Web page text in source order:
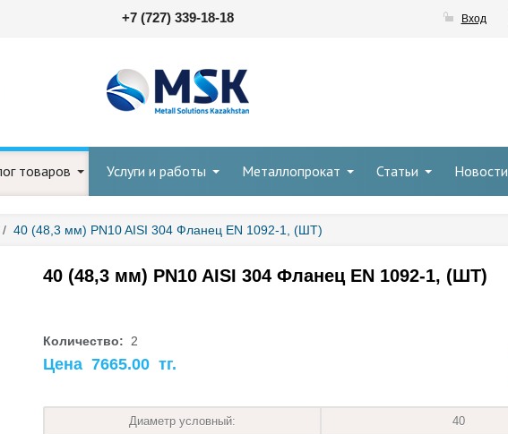
+7 (727) 339-18-18 Вход
товаров Услуги и работы Металлопрокат Статьи Новости
/ 40 (48,3 мм) PN10 AISI 304 Фланец EN 1092-1, (ШТ)
40 (48,3 мм) PN10 AISI 304 Фланец EN 1092-1, (ШТ)
Количество:
2
Цена 7665.00 тг.
Диаметр условный: 40